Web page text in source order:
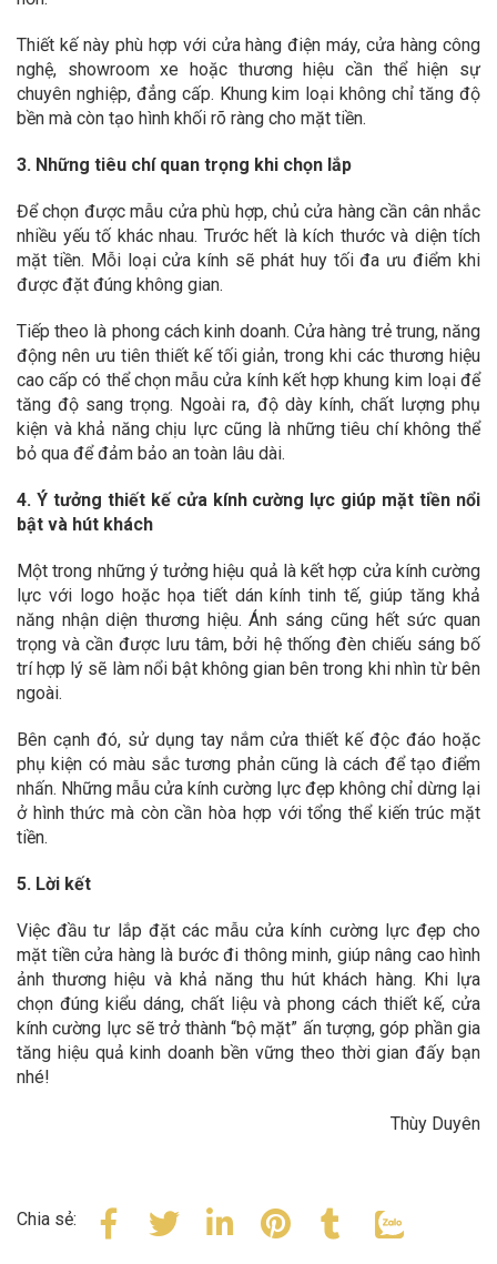
Thiết kế này phù hợp với cửa hàng điện máy, cửa hàng công
nghệ, showroom xe hoặc thương hiệu cần thể hiện sự
chuyên nghiệp, đẳng cấp. Khung kim loại không chỉ tăng độ
bền mà còn tạo hình khối rõ ràng cho mặt tiền.
3. Những tiêu chí quan trọng khi chọn lắp
Để chọn được mẫu cửa phù hợp, chủ cửa hàng cần cân nhắc
nhiều yếu tố khác nhau. Trước hết là kích thước và diện tích
mặt tiền. Mỗi loại cửa kính sẽ phát huy tối đa ưu điểm khi
được đặt đúng không gian.
Tiếp theo là phong cách kinh doanh. Cửa hàng trẻ trung, năng
động nên ưu tiên thiết kế tối giản, trong khi các thương hiệu
cao cấp có thể chọn mẫu cửa kính kết hợp khung kim loại để
tăng độ sang trọng. Ngoài ra, độ dày kính, chất lượng phụ
kiện và khả năng chịu lực cũng là những tiêu chí không thể
bỏ qua để đảm bảo an toàn lâu dài.
4. Ý tưởng thiết kế cửa kính cường lực giúp mặt tiền nổi
bật và hút khách
Một trong những ý tưởng hiệu quả là kết hợp cửa kính cường
lực với logo hoặc họa tiết dán kính tinh tế, giúp tăng khả
năng nhận diện thương hiệu. Ánh sáng cũng hết sức quan
trọng và cần được lưu tâm, bởi hệ thống đèn chiếu sáng bố
trí hợp lý sẽ làm nổi bật không gian bên trong khi nhìn từ bên
ngoài.
Bên cạnh đó, sử dụng tay nắm cửa thiết kế độc đáo hoặc
phụ kiện có màu sắc tương phản cũng là cách để tạo điểm
nhấn. Những mẫu cửa kính cường lực đẹp không chỉ dừng lại
ở hình thức mà còn cần hòa hợp với tổng thể kiến trúc mặt
tiền.
5. Lời kết
Việc đầu tư lắp đặt các mẫu cửa kính cường lực đẹp cho
mặt tiền cửa hàng là bước đi thông minh, giúp nâng cao hình
ảnh thương hiệu và khả năng thu hút khách hàng. Khi lựa
chọn đúng kiểu dáng, chất liệu và phong cách thiết kế, cửa
kính cường lực sẽ trở thành “bộ mặt” ấn tượng, góp phần gia
tăng hiệu quả kinh doanh bền vững theo thời gian đấy bạn
nhé!
Thùy Duyên
Chia sẻ: